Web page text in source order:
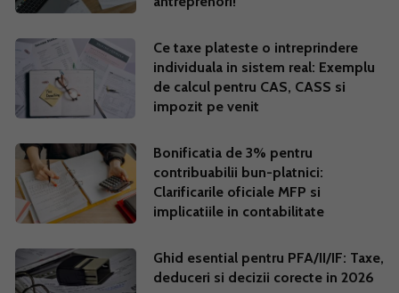
Ce taxe plateste o intreprindere
individuala in sistem real: Exemplu
de calcul pentru CAS, CASS si
impozit pe venit
Bonificatia de 3% pentru
contribuabilii bun-platnici:
Clarificarile oficiale MFP si
implicatiile in contabilitate
Ghid esential pentru PFA/II/IF: Taxe,
deduceri si decizii corecte in 2026